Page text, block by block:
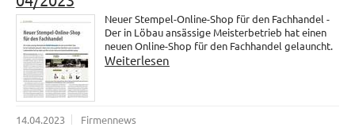
Neuer Stempel-Online-Shop für den Fachhandel -
Der in Löbau ansässige Meisterbetrieb hat einen
neuen Online-Shop für den Fachhandel gelauncht.
Weiterlesen
14.04.2023 Firmennews